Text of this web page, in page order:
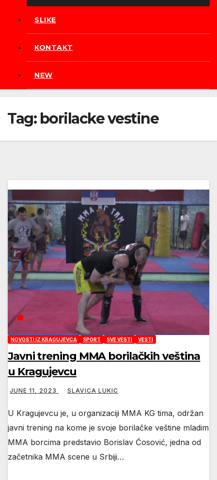
SLIKE
KONTAKT
NEW
Tag: borilacke vestine
NOVOSTI IZ KRAGUJEVCA SPORT SVE VESTI VESTI
Javni trening MMA borilačkih veština
u Kragujevcu
JUNE 11, 2023 SLAVICA LUKIC
U Kragujevcu je, u organizaciji MMA KG tima, održan
javni trening na kome je svoje borilačke veštine mladim
MMA borcima predstavio Borislav Ćosović, jedna od
začetnika MMA scene u Srbiji…